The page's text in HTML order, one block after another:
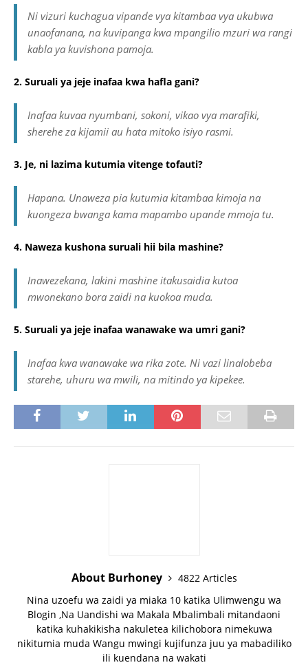
Ni vizuri kuchagua vipande vya kitambaa vya ukubwa
unaofanana, na kuvipanga kwa mpangilio mzuri wa rangi
kabla ya kuvishona pamoja.
2. Suruali ya jeje inafaa kwa hafla gani?
Inafaa kuvaa nyumbani, sokoni, vikao vya marafiki,
sherehe za kijamii au hata mitoko isiyo rasmi.
3. Je, ni lazima kutumia vitenge tofauti?
Hapana. Unaweza pia kutumia kitambaa kimoja na
kuongeza bwanga kama mapambo upande mmoja tu.
4. Naweza kushona suruali hii bila mashine?
Inawezekana, lakini mashine itakusaidia kutoa
mwonekano bora zaidi na kuokoa muda.
5. Suruali ya jeje inafaa wanawake wa umri gani?
Inafaa kwa wanawake wa rika zote. Ni vazi linalobeba
starehe, uhuru wa mwili, na mitindo ya kipekee.
About Burhoney
4822 Articles
Nina uzoefu wa zaidi ya miaka 10 katika Ulimwengu wa
Blogin ,Na Uandishi wa Makala Mbalimbali mitandaoni
katika kuhakikisha nakuletea kilichobora nimekuwa
nikitumia muda Wangu mwingi kujifunza juu ya mabadiliko
ili kuendana na wakati